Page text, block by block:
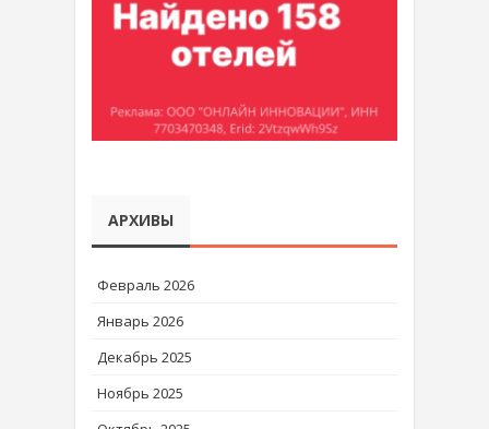
АРХИВЫ
Февраль 2026
Январь 2026
Декабрь 2025
Ноябрь 2025